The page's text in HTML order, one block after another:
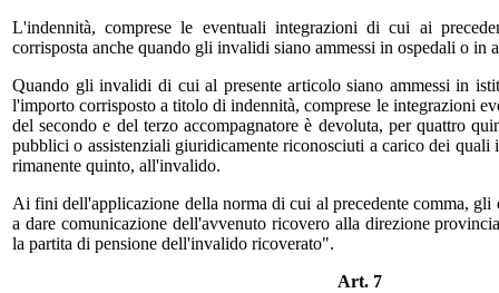
L'indennità, comprese le eventuali integrazioni di cui ai
corrisposta anche quando gli invalidi siano ammessi in ospedali o in
Quando gli invalidi di cui al presente articolo siano ammessi in
l'importo corrisposto a titolo di indennità, comprese le integrazioni
del secondo e del terzo accompagnatore è devoluta, per quattro
pubblici o assistenziali giuridicamente riconosciuti a carico dei
rimanente quinto, all'invalido.
Ai fini dell'applicazione della norma di cui al precedente comma, gli
a dare comunicazione dell'avvenuto ricovero alla direzione
la partita di pensione dell'invalido ricoverato".
Art. 7